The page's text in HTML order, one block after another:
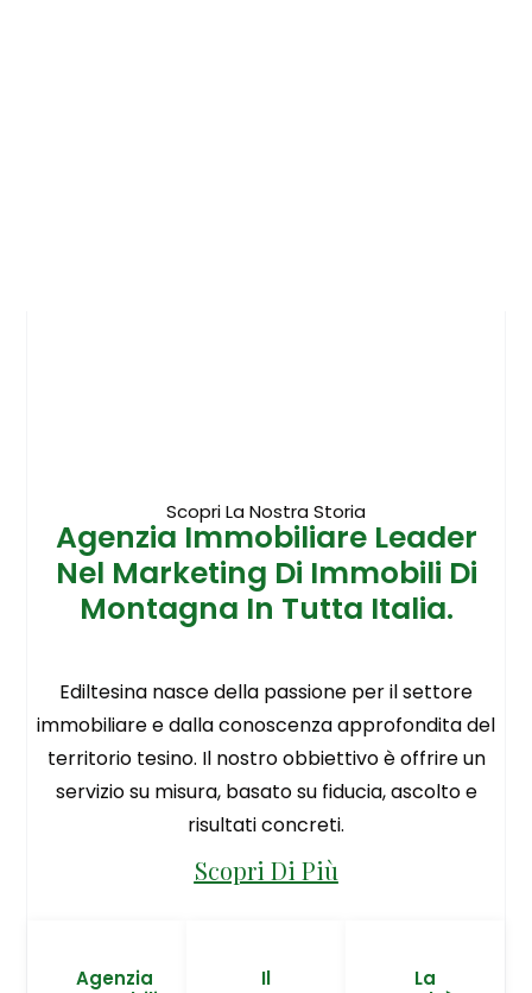
Scopri La Nostra Storia
Agenzia Immobiliare Leader
Nel Marketing Di Immobili Di
Montagna In Tutta Italia.
Ediltesina nasce della passione per il settore
immobiliare e dalla conoscenza approfondita del
territorio tesino. Il nostro obbiettivo è offrire un
servizio su misura, basato su fiducia, ascolto e
risultati concreti.
Scopri Di Più
Agenzia
Il
La